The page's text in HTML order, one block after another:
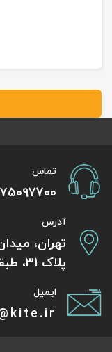
تماس
آدرس
تهران،
پلاک 31، طبقه همکف
ایمیل